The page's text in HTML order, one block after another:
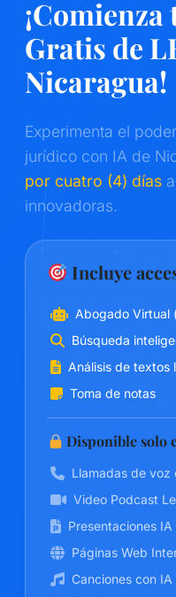
Gratis de
Nicaragua!
Experimenta el
jurídico con IA de
por cuatro (4) días
innovadoras.
Incluye
Abogado Virtual
Búsqueda
Análisis de textos
Toma de notas
Disponible solo
Llamadas de voz
Video Podcast
Presentaciones IA
Páginas Web
Canciones con IA